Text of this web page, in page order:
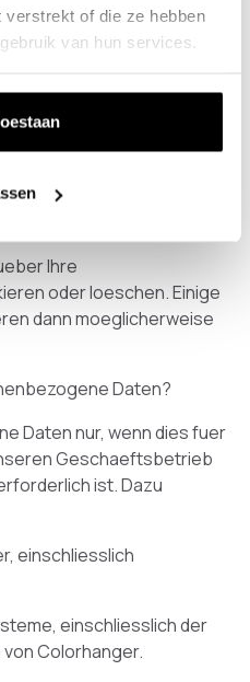
verstrekt of die ze hebben
van hun services.
Einstellungen wie
uns zu verstehen, wie
ist und diese erteilt
Ihre
oder loeschen. Einige
dann moeglicherweise
Daten?
Daten nur, wenn dies fuer
Geschaeftsbetrieb
ist. Dazu
einschliesslich
einschliesslich der
Colorhanger.